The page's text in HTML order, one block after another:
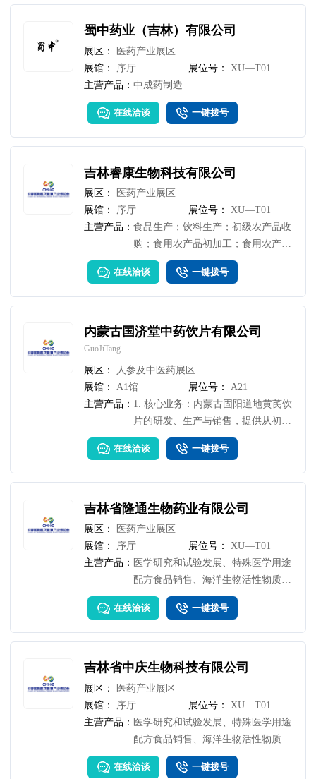
蜀中药业（吉林）有限公司
展区：
医药产业展区
展馆：
序厅 展位号：
XU—T01
主营产品：中成药制造
在线洽谈 一键拨号
吉林睿康生物科技有限公司
展区：
医药产业展区
展馆：
序厅 展位号：
XU—T01
主营产品：食品生产；饮料生产；初级农产品收
购；食用农产品初加工；食用农产品
批发
在线洽谈 一键拨号
内蒙古国济堂中药饮片有限公司
GuoJiTang
展区：
人参及中医药展区
展馆：
A1馆 展位号：
A21
主营产品： 1. 核心业务：内蒙古固阳道地黄芪饮
片的研发、生产与销售，提供从初级
切制到精品包装的全规格产品。2.为
药企、药房、健康产业客户提供定制
化生产方案。
在线洽谈 一键拨号
吉林省隆通生物药业有限公司
展区：
医药产业展区
展馆：
序厅 展位号：
XU—T01
主营产品： 医学研究和试验发展、特殊医学用途
配方食品销售、海洋生物活性物质提
取、技术转让、保健食品生产
在线洽谈 一键拨号
吉林省中庆生物科技有限公司
展区：
医药产业展区
展馆：
序厅 展位号：
XU—T01
主营产品： 医学研究和试验发展、特殊医学用途
配方食品销售、海洋生物活性物质提
取、技术转让、保健食品生产
在线洽谈 一键拨号